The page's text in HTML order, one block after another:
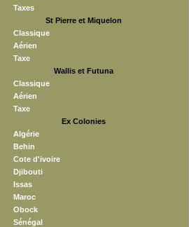
Taxes
St Pierre et Miquelon
Classique
Aérien
Taxe
Wallis et Futuna
Classique
Aérien
Taxe
Ex Colonies
Algérie
Behin
Cote d'ivoire
Djibouti
Issas
Maroc
Obock
Sénégal